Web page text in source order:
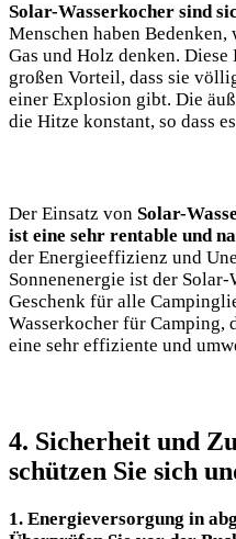
Solar-Wasserkocher sind
Menschen haben
Gas und Holz denken.
großen⁤ Vorteil, dass​ sie
einer Explosion gibt. Die
die Hitze konstant, so dass‌
Der Einsatz von Solar-
ist eine sehr rentable und
der Energieeffizienz und
Sonnenenergie ist der
Geschenk für alle
Wasserkocher für
eine sehr effiziente und
4. Sicherheit und
schützen Sie sich
1. Energieversorgung in‌